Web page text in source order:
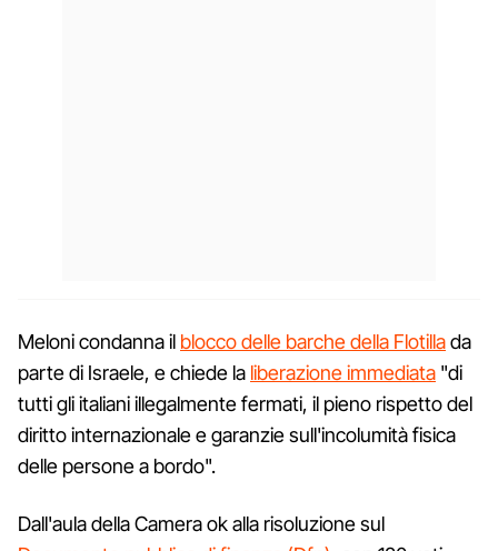
Meloni condanna il blocco delle barche della Flotillada
parte di Israele, e chiede la liberazione immediata "di
tutti gli italiani illegalmente fermati, il pieno rispetto del
diritto internazionale e garanzie sull'incolumità fisica
delle persone a bordo".
Dall'aula della Camera ok alla risoluzione sul